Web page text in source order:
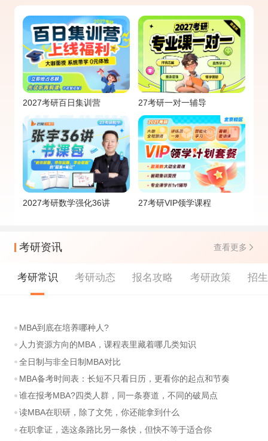
2027考研百日集训营 27考研一对一辅导
2027考研数学强化36讲 27考研VIP领学课程
考研资讯 查看更多
考研常识 考研动态 报名攻略 考研政策 招
MBA到底在培养哪种人?
人力资源方向的MBA，课程表里藏着哪几类知识
全日制与非全日制MBA对比
MBA备考时间表：长短不只看日历，更看你的起点和节奏
谁在报考MBA?四类人群，同一条赛道，不同的破局点
读MBA在职研，除了文凭，你还能拿到什么
在职拿证，选这条路比另一条快，但快不等于适合你